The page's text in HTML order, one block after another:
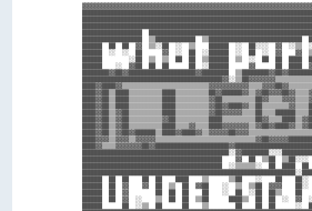
██████████████████
██████████████████  ▒▒████████████  ▒▒████████████████████████████
██████  ██  ██  ▓▓  ▒▒░░██  ░░  ▒▒    ██████  ░░  ██░░░░  ▓▓  ░░▒▒
██████  ░░  ░░  ██      ▓▓  ░░  ██  ░░██████  ░░  ██  ░░  ▓▓    ▓▓
██████        ░░██  ▒▒  ▒▒  ██  ██  ▒▒██████  ▒▒  ░░  ██  ██  ████
██████    ░░  ▓▓██  ██  ██      ██  ░░██████      ▓▓      ██  ████
████████▓▓██▓▓████████████████████▓▓████████
██████████████████████████████████████████    ▓▓  ██  ▒▒██  ▒▒██░░░░
██████████████████████████████████████████  ░░▒▒▒▒▒▒░░  ██  ████  ██
██████  ██  ██    ██  ██    ████    ▒▒      ▒▒██    ░░    ██    ██░░
██████  ██  ▓▓    ▓▓  ██  ▒▒  ██  ▓▓██    ░░  ▒▒  ▒▒██  ▓▓▓▓    ██░░
██████  ██  ▓▓        ██  ██  ██    ██    ░░  ██  ░░██  ██▒▒    ██
██████  ██  ▓▓  ░░    ▒▒  ██  ██  ▒▒██      ████▒▒  ██  ██  ░░  ▓▓
██████      ██  ░░▒▒  ██      ██    ▒▒        ██    ██  ██      ░░